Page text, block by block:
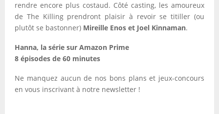
rendre encore plus costaud. Côté casting, les amoureux
de The Killing prendront plaisir à revoir se titiller (ou
plutôt se bastonner) Mireille Enos et Joel Kinnaman.
Hanna, la série sur Amazon Prime
8 épisodes de 60 minutes
Ne manquez aucun de nos bons plans et jeux-concours
en vous inscrivant à notre newsletter !